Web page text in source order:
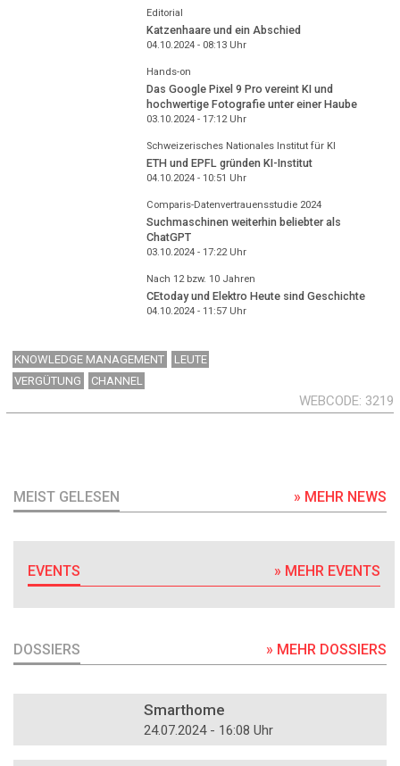
Editorial
Katzenhaare und ein Abschied
04.10.2024 - 08:13Uhr
Hands-on
Das Google Pixel 9 Pro vereint KI und
hochwertige Fotografie unter einer Haube
03.10.2024 - 17:12Uhr
Schweizerisches Nationales Institut für KI
ETH und EPFL gründen KI-Institut
04.10.2024 - 10:51 Uhr
Comparis-Datenvertrauensstudie 2024
Suchmaschinen weiterhin beliebter als
ChatGPT
03.10.2024 - 17:22Uhr
Nach 12 bzw. 10 Jahren
CEtoday und Elektro Heute sind Geschichte
04.10.2024 - 11:57Uhr
KNOWLEDGE MANAGEMENT
LEUTE
VERGÜTUNG
CHANNEL
WEBCODE 3219
MEIST GELESEN » MEHR NEWS
EVENTS » MEHR EVENTS
DOSSIERS » MEHR DOSSIERS
Smarthome
24.07.2024 - 16:08 Uhr